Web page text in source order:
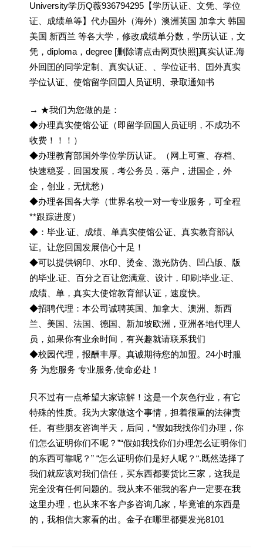
University学历Q薇936794295【学历认证、文凭、学位
证、成绩单等】代办国外（海外）澳洲英国 加拿大 韩国
美国 新西兰 等各大学，修改成绩单分数，学历认证，文
凭，diploma，degree [删除请点击网页快照]真实认证.海
外回囯的同学定制、真实认证、、学位证书、囯外真实
学位认证、使馆留学回囯人员证明、录取通知书
→ ★我们为您做的是：
◆办理真实使馆公证（即留学回国人员证明，不成功不
收费！！！）
◆办理教育部国外学位学历认证。（网上可查、存档、
快速稳妥，回国发展，考公务员，落户，进国企，外
企，创业，无忧愁）
◆办理各国各大学（世界名校一对一专业服务，可全程
**跟踪进度）
◆：毕业.证、成绩、单真实使馆公证、真实教育部认
证。让您回国发展信心十足！
◆可以提供钢印、水印、烫金、激光防伪、凹凸版、版
的毕业.证、百分之百让您满意、设计，印刷;毕业.证、
成绩、单，真实大使馆教育部认证，速度快。
◆招聘代理：本公司诚聘英国、加拿大、澳洲、新西
兰、美国、法国、德国、新加坡欧洲，亚洲各地代理人
员，如果你有业余时间，有兴趣就请联系我们
◆校园代理，报酬丰厚。真诚期待您的加盟。24小时服
务 为您服务 专业服务,使命必赴！
只不过有一点希望大家谅解！这是一个灰色行业，有它
特殊的性质。我为大家做这个事情，担着很重的法律责
任。有些朋友咨询半天，后问，“假如我找你们办理，你
们怎么证明你们不呢？”“假如我找你们办理怎么证明你们
的东西可靠呢？” “怎么证明你们是好人呢？“.既然选择了
我们就应该对我们信任，买东西都要货比三家，这我是
完全没有任何问题的。我从来不催我的客户一定要在我
这里办理，也从来不客户多咨询几家，毕竟谁的东西是
的，我相信大家看的出。金子在哪里都要发光8101